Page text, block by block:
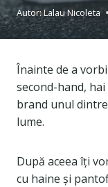
Autor:Lalau Nicoleta
Înainte de a
second-hand,
brand unul
lume.
După aceea îți
cu haine și